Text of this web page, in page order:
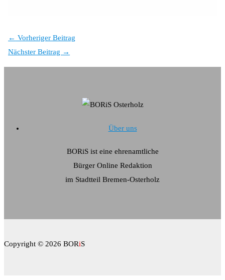
← Vorheriger Beitrag
Nächster Beitrag →
Über uns
BORiS ist eine ehrenamtliche
Bürger Online Redaktion
im Stadtteil Bremen-Osterholz
Copyright © 2026 BORiS